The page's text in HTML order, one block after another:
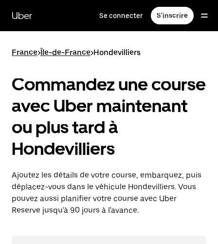
contenu
principal
Uber Se connecter S'inscrire
France>Île-de-France>Hondevilliers
Commandez une course
avec Uber maintenant
ou plus tard à
Hondevilliers
Ajoutez les détails de votre course, embarquez, puis
déplacez-vous dans le véhicule Hondevilliers. Vous
pouvez aussi planifier votre course avec Uber
Reserve jusqu'à 90 jours à l'avance.